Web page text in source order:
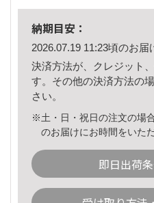
納期目安：
2026.07.19 11:23頃のお届
決済方法が、クレジット
す。その他の決済方法の
さい。
※土・日・祝日の注文の場
のお届けにお時間をいた
即日出荷